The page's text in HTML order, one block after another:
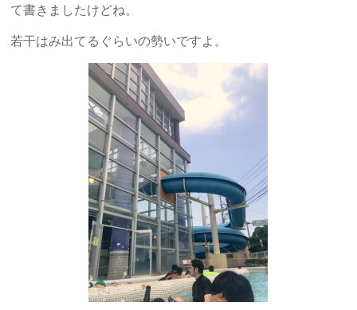
て書きましたけどね。
若干はみ出てるぐらいの勢いですよ。